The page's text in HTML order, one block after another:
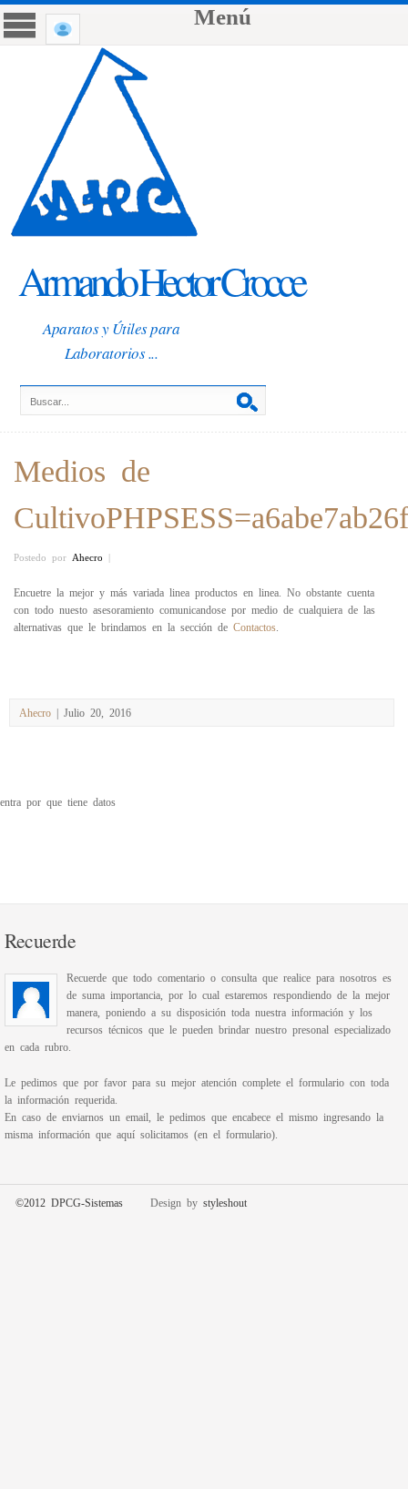
Armando Hector Crocce
Aparatos y Útiles para
Laboratorios ...
Menú
Medios de
Postedo por Ahecro |
Encuetre la mejor y más variada linea productos en linea. No obstante cuenta
con todo nuesto asesoramiento comunicandose por medio de cualquiera de las
alternativas que le brindamos en la sección de Contactos
Ahecro | Julio 20, 2016
entra por que tiene datos
Recuerde
Recuerde que todo comentario o consulta que realice para nosotros es
de suma importancia, por lo cual estaremos respondiendo de la mejor
manera, poniendo a su disposición toda nuestra información y los
recursos técnicos que le pueden brindar nuestro presonal especializado
en cada rubro.
Le pedimos que por favor para su mejor atención complete el formulario con toda
la información requerida.
En caso de enviarnos un email, le pedimos que encabece el mismo ingresando la
misma información que aquí solicitamos (en el formulario).
©2012 DPCG-Sistemas Design by styleshout